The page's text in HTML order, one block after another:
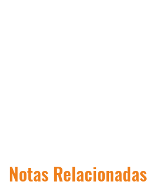
Notas Relacionadas